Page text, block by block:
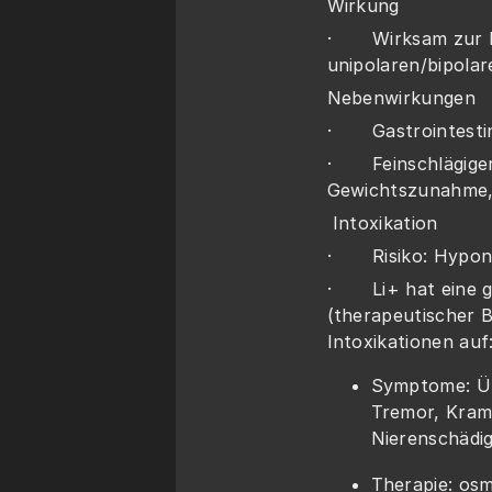
Wirkung
·       Wirksam
unipolaren/
Nebenwirkungen
·
·
Intoxikation
·       Risiko:
·       Li+ hat
(therapeutischer
Intoxikationen auf:
Symptome:
Tremor,
Therapie: